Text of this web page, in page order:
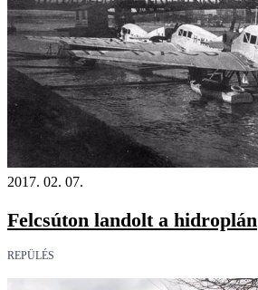
2017. 02. 07.
Felcsúton landolt a hidroplán
REPÜLÉS